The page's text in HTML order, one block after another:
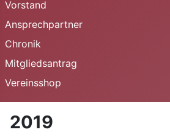
Vorstand
Ansprechpartner
Chronik
Mitgliedsantrag
Vereinsshop
2019